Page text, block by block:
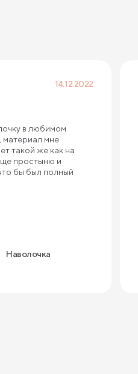
14.12.2022
в любимом
материал мне
такой же как на
простыню и
бы был полный
Наволочка